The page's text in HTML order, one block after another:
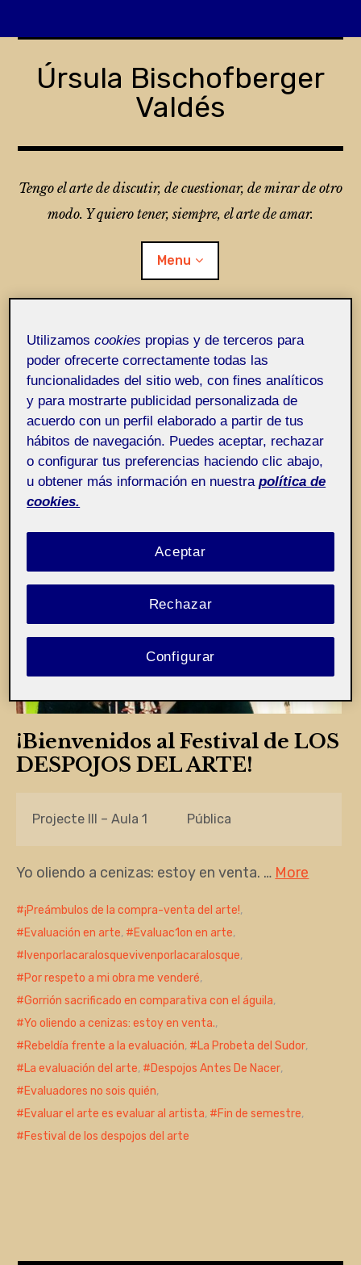
contentÚrsula Bischofberger
Valdés
Tengo el arte de discutir, de cuestionar, de mirar de otro
modo. Y quiero tener, siempre, el arte de amar.
Menu
¿Qué es Folio?
Entrada de incidencias o sugerencias
Etiqueta:Despojos Antes De Nacer
¡Bienvenidos al Festival de LOS
DESPOJOS DEL ARTE!
Projecte III – Aula 1 Pública
Yo oliendo a cenizas: estoy en venta. … More
¡Preámbulos de la compra-venta del arte!,
Evaluación en arte, Evaluac1on en arte,
Ivenporlacaralosquevivenporlacaralosque,
Por respeto a mi obra me venderé,
Gorrión sacrificado en comparativa con el águila,
Yo oliendo a cenizas: estoy en venta.,
Rebeldía frente a la evaluación, La Probeta del Sudor,
La evaluación del arte, Despojos Antes De Nacer,
Evaluadores no sois quién,
Evaluar el arte es evaluar al artista, Fin de semestre,
Festival de los despojos del arte
Utilizamoscookies propias y de terceros para
poder ofrecerte correctamente todas las
funcionalidades del sitio web, con fines analíticos
y para mostrarte publicidad personalizada de
acuerdo con un perfil elaborado a partir de tus
hábitos de navegación. Puedes aceptar, rechazar
o configurar tus preferencias haciendo clic abajo,
u obtener más información en nuestra política de
cookies.
Rechazar
Aceptar
Configurar